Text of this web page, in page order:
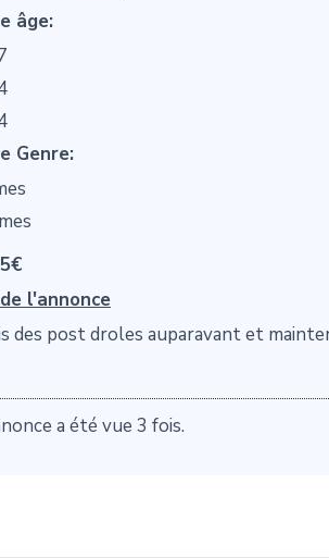
âge:
Genre:
l'annonce
des post droles auparavant et
a été vue 3 fois.